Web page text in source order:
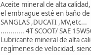
Aceite mineral de alta
el embrague esté en baño de
SANGLAS ,DUCATI ,MV,etc...
............ 4T SCOOT/ SAE
Lubricante mineral de alta
regímenes de velocidad,